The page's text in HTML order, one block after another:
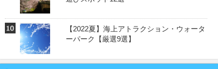
【2022夏】海上アトラクション・ウォータ
ーパーク【厳選9選】